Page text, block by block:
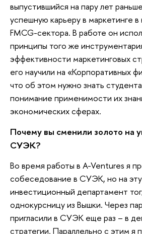
выпустившийся на пару лет
успешную карьеру в маркетинге
FMCG-сектора. В работе он
принципы того же
эффективности маркетинговых
его научили на «Корпоративных
что об этом нужно знать
понимание применимости их
экономических сферах.
Почему вы сменили золото на
СУЭК?
Во время работы в A-Ventures я
собеседование в СУЭК, но на
инвестиционный департамент
однокурсницу из Вышки. Через
пригласили в СУЭК еще раз – в
стратегии. Параллельно с этим я